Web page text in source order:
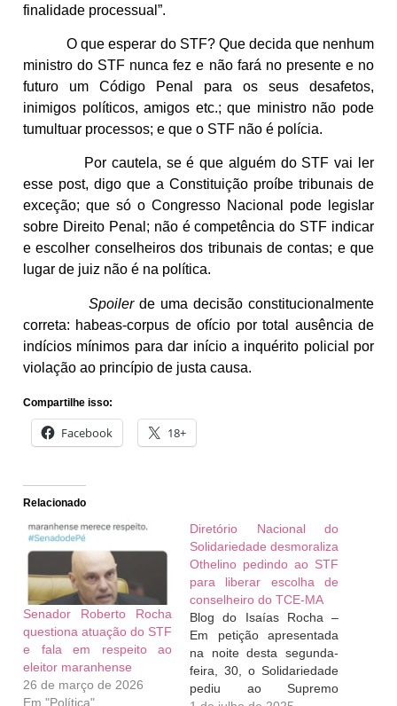
finalidade processual”.
O que esperar do STF? Que decida que nenhum
ministro do STF nunca fez e não fará no presente e no
futuro um Código Penal para os seus desafetos,
inimigos políticos, amigos etc.; que ministro não pode
tumultuar processos; e que o STF não é polícia.
Por cautela, se é que alguém do STF vai ler
esse post, digo que a Constituição proíbe tribunais de
exceção; que só o Congresso Nacional pode legislar
sobre Direito Penal; não é competência do STF indicar
e escolher conselheiros dos tribunais de contas; e que
lugar de juiz não é na política.
Spoilerde uma decisão constitucionalmente
correta: habeas-corpus de ofício por total ausência de
indícios mínimos para dar início a inquérito policial por
violação ao princípio de justa causa.
Compartilhe isso:
Facebook 18+
Relacionado
Senador Roberto Rocha
questiona atuação do STF
e fala em respeito ao
eleitor maranhense
26 de março de 2026
Em "Política"
Diretório Nacional do
Solidariedade desmoraliza
Othelino pedindo ao STF
para liberar escolha de
conselheiro do TCE-MA
Blog do Isaías Rocha –
Em petição apresentada
na noite desta segunda-
feira, 30, o Solidariedade
pediu ao Supremo